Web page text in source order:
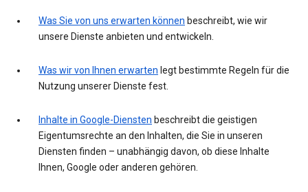
Was Sie von uns erwarten können beschreibt, wie wir
unsere Dienste anbieten und entwickeln.
Was wir von Ihnen erwarten legt bestimmte Regeln für die
Nutzung unserer Dienste fest.
Inhalte in Google-Diensten beschreibt die geistigen
Eigentumsrechte an den Inhalten, die Sie in unseren
Diensten finden – unabhängig davon, ob diese Inhalte
Ihnen, Google oder anderen gehören.